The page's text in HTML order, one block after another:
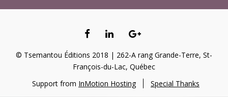
FACEBOOKLINKEDINGOOGLE+
© Tsemantou Éditions 2018 | 262-A rang Grande-Terre, St-
François-du-Lac, Québec
Support from InMotion Hosting Special Thanks